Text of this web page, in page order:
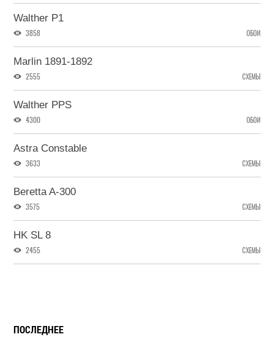
Walther P1
3858 ОБОИ
Marlin 1891-1892
2555 СХЕМЫ
Walther PPS
4300 ОБОИ
Astra Constable
3633 СХЕМЫ
Beretta A-300
3575 СХЕМЫ
HK SL 8
2455 СХЕМЫ
ПОСЛЕДНЕЕ